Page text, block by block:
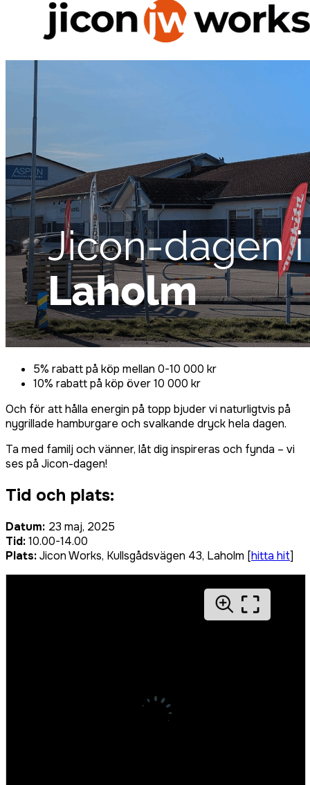
5% rabatt på köp mellan 0-10 000 kr
10% rabatt på köp över 10 000 kr
Och för att hålla energin på topp bjuder vi naturligtvis på
nygrillade hamburgare och svalkande dryck hela dagen.
Ta med familj och vänner, låt dig inspireras och fynda – vi
ses på Jicon-dagen!
Tid och plats:
Datum: 23 maj, 2025
Tid:10.00-14.00
Plats:Jicon Works, Kullsgådsvägen 43, Laholm [hitta hit]